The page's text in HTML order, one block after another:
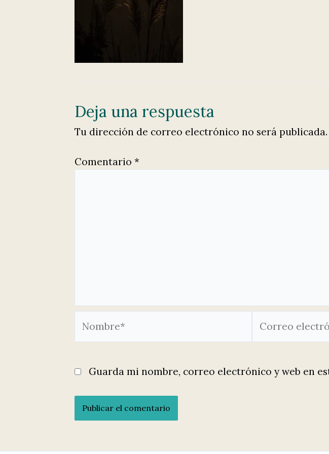
Deja una respuesta
Tu dirección de correo electrónico no será publicada.
Comentario *
electrónico*
Guarda mi nombre, correo electrónico y web en